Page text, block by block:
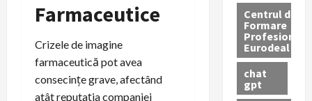
Farmaceutice
Crizele de imagine
farmaceutică pot avea
consecințe grave, afectând
atât reputația companiei
Centrul de
Formare
Profesionala
Eurodeal
chat
gpt